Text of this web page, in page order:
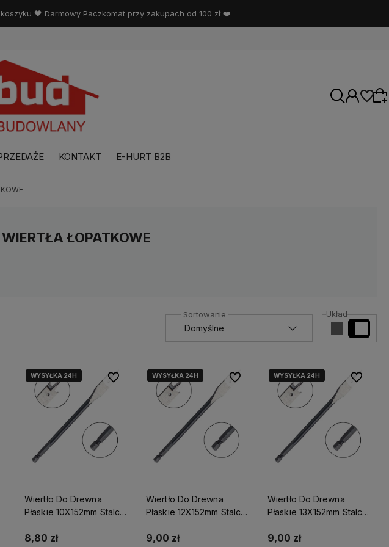
🖤 Darmowy Paczkomat przy zakupach od 100 zł ❤️
KONTAKT E-HURT B2B
WIERTŁA ŁOPATKOWE
Układ
WYSYŁKA 24H
WYSYŁKA 24H
WYSYŁKA 24H
Wiertło Do Drewna
Płaskie 10X152mm Stalco
8,80 zł
Do ulubionychWYSYŁKA 24H
WYSYŁKA 24H
WYSYŁKA 24H
Wiertło Do Drewna
Płaskie 12X152mm Stalco
9,00 zł
Do ulubionychWYSYŁKA 24H
WYSYŁKA 24H
WYSYŁKA 24H
Wiertło Do Drewna
Płaskie 13X152mm Stalco
9,00 zł
Do